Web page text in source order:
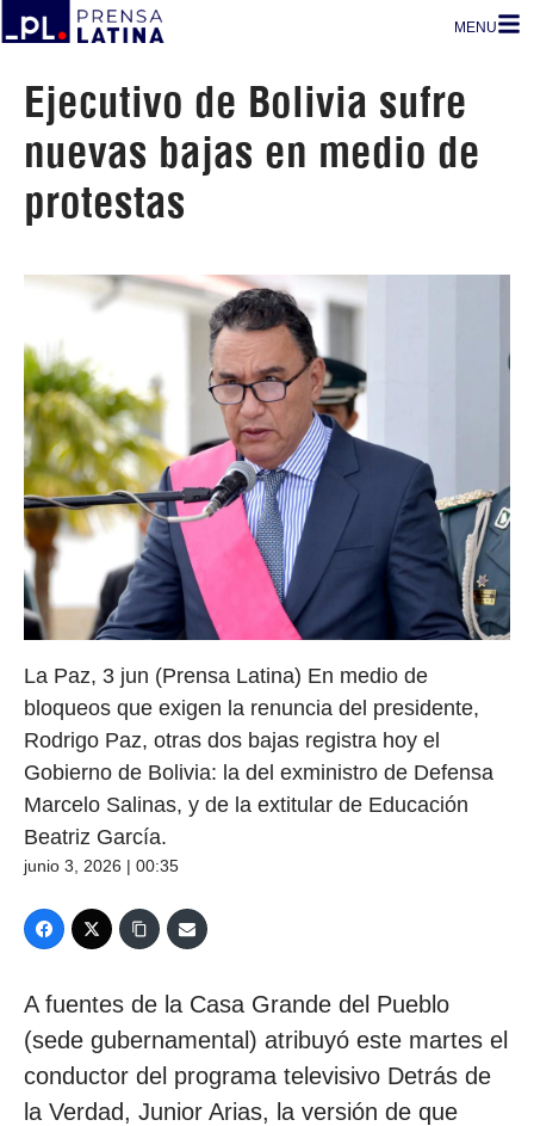
MENU
Ejecutivo de Bolivia sufre
nuevas bajas en medio de
protestas
La Paz, 3 jun (Prensa Latina) En medio de
bloqueos que exigen la renuncia del presidente,
Rodrigo Paz, otras dos bajas registra hoy el
Gobierno de Bolivia: la del exministro de Defensa
Marcelo Salinas, y de la extitular de Educación
Beatriz García.
junio 3, 2026 | 00:35
A fuentes de la Casa Grande del Pueblo
(sede gubernamental) atribuyó este martes el
conductor del programa televisivo Detrás de
la Verdad, Junior Arias, la versión de que